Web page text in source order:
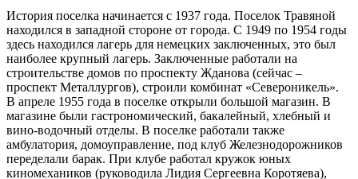
История поселка начинается с 1937 года. Поселок Травяной
находился в западной стороне от города. С 1949 по 1954 годы
здесь находился лагерь для немецких заключенных, это был
наиболее крупный лагерь. Заключенные работали на
строительстве домов по проспекту Жданова (сейчас –
проспект Металлургов), строили комбинат «Североникель».
В апреле 1955 года в поселке открыли большой магазин. B
магазине были гастрономический, бакалейный, хлебный и
вино-водочный отделы. В поселке работали также
амбулатория, домоуправление, под клуб Железнодорожников
переделали барак. При клубе работал кружок юных
киномехаников (руководила Лидия Сергеевна Коротяева),